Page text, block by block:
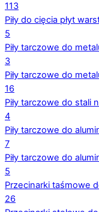
113
Piły do cięcia płyt
5
Piły tarczowe do
3
Piły tarczowe do
16
Piły tarczowe do stali
4
Piły tarczowe do
7
Piły tarczowe do
5
Przecinarki taśmowe
26